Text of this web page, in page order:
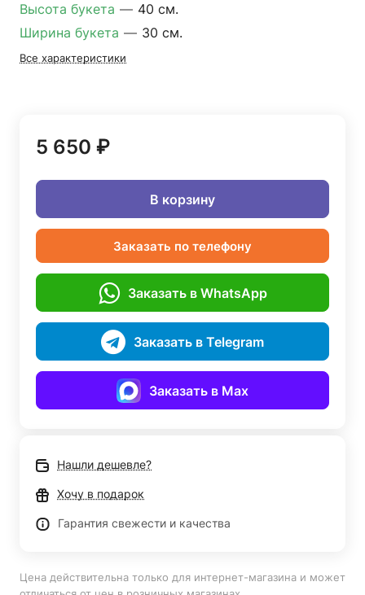
Высота букета — 40 см.
Ширина букета — 30 см.
Все характеристики
5 650 ₽
В корзину
Заказать по телефону
Заказать в WhatsApp
Заказать в Telegram
Заказать в Max
Нашли дешевле?
Хочу в подарок
Гарантия свежести и качества
Цена действительна только для интернет-магазина и может